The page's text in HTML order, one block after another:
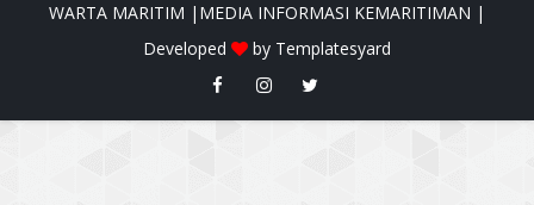
WARTA MARITIM |MEDIA INFORMASI KEMARITIMAN |
Developed
by Templatesyard